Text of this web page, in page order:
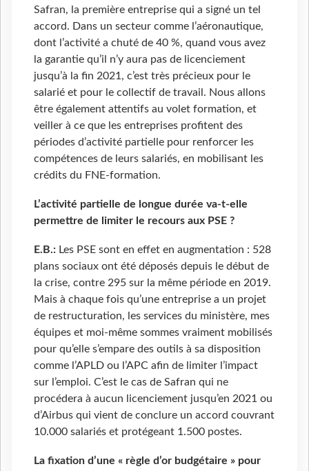
Safran, la première entreprise qui a signé un tel
accord. Dans un secteur comme l’aéronautique,
dont l’activité a chuté de 40 %, quand vous avez
la garantie qu’il n’y aura pas de licenciement
jusqu’à la fin 2021, c’est très précieux pour le
salarié et pour le collectif de travail. Nous allons
être également attentifs au volet formation, et
veiller à ce que les entreprises profitent des
périodes d’activité partielle pour renforcer les
compétences de leurs salariés, en mobilisant les
crédits du FNE-formation.
L’activité partielle de longue durée va-t-elle
permettre de limiter le recours aux PSE ?
E.B.: Les PSE sont en effet en augmentation : 528
plans sociaux ont été déposés depuis le début de
la crise, contre 295 sur la même période en 2019.
Mais à chaque fois qu’une entreprise a un projet
de restructuration, les services du ministère, mes
équipes et moi-même sommes vraiment mobilisés
pour qu’elle s’empare des outils à sa disposition
comme l’APLD ou l’APC afin de limiter l’impact
sur l’emploi. C’est le cas de Safran qui ne
procédera à aucun licenciement jusqu’en 2021 ou
d’Airbus qui vient de conclure un accord couvrant
10.000 salariés et protégeant 1.500 postes.
La fixation d’une « règle d’or budgétaire » pour